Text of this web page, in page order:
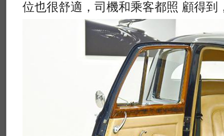
位也很舒適，司機和乘客都照 顧得到